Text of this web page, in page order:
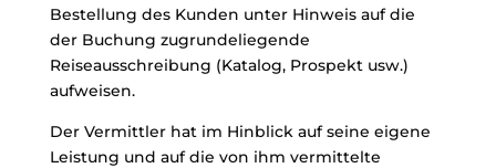
Bestellung des Kunden unter Hinweis auf die
der Buchung zugrundeliegende
Reiseausschreibung (Katalog, Prospekt usw.)
aufweisen.
Der Vermittler hat im Hinblick auf seine eigene
Leistung und auf die von ihm vermittelte